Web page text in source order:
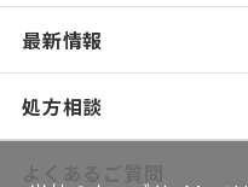
感触で選ぶ
NIKO-BEAUTY（コン
処方検索
ソリューション技術
人材育成～開放研究室
ショールームのご紹介
ソリューション提案
最新情報
処方相談